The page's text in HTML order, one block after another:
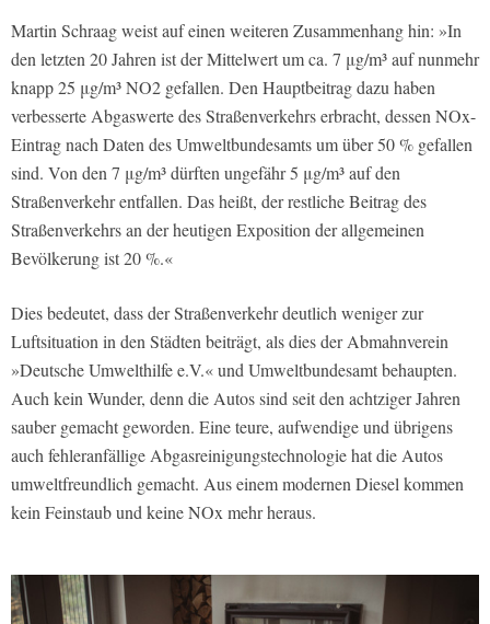
Martin Schraag weist auf einen weiteren Zusammenhang hin: »In
den letzten 20 Jahren ist der Mittelwert um ca. 7 μg/m³ auf nunmehr
knapp 25 μg/m³ NO2 gefallen. Den Hauptbeitrag dazu haben
verbesserte Abgaswerte des Straßenverkehrs erbracht, dessen NOx-
Eintrag nach Daten des Umweltbundesamts um über 50 % gefallen
sind. Von den 7 μg/m³ dürften ungefähr 5 μg/m³ auf den
Straßenverkehr entfallen. Das heißt, der restliche Beitrag des
Straßenverkehrs an der heutigen Exposition der allgemeinen
Bevölkerung ist 20 %.«
Dies bedeutet, dass der Straßenverkehr deutlich weniger zur
Luftsituation in den Städten beiträgt, als dies der Abmahnverein
»Deutsche Umwelthilfe e.V.« und Umweltbundesamt behaupten.
Auch kein Wunder, denn die Autos sind seit den achtziger Jahren
sauber gemacht geworden. Eine teure, aufwendige und übrigens
auch fehleranfällige Abgasreinigungstechnologie hat die Autos
umweltfreundlich gemacht. Aus einem modernen Diesel kommen
kein Feinstaub und keine NOx mehr heraus.